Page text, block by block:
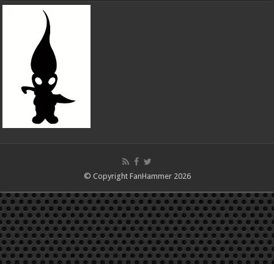
© Copyright FanHammer 2026